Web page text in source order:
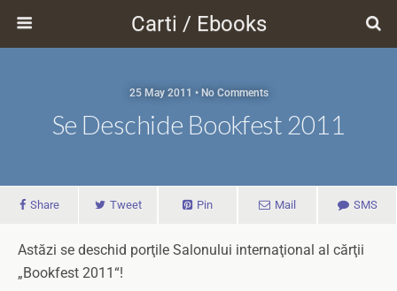
Carti / Ebooks
25 May 2011 • No Comments
Se Deschide Bookfest 2011
Share Tweet Pin Mail SMS
Astăzi se deschid porţile Salonului internaţional al cărţii
„Bookfest 2011“!